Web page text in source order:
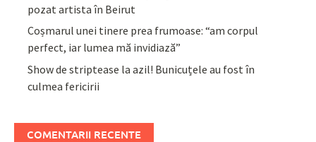
pozat artista în Beirut
Coșmarul unei tinere prea frumoase: “am corpul
perfect, iar lumea mă invidiază”
Show de striptease la azil! Bunicuțele au fost în
culmea fericirii
COMENTARII RECENTE